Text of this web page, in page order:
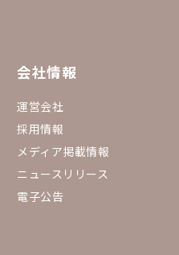
会社情報
運営会社
採用情報
メディア掲載情報
ニュースリリース
電子公告